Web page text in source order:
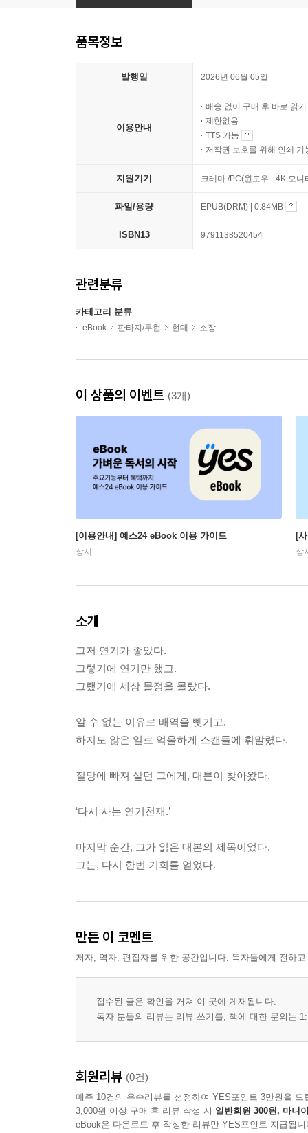
품목정보
발행일 2026년 06월 05일
이용안내
배송 없이 구매 후 바로 읽기
제한없음
TTS 가능
저작권 보호를 위해 인쇄 기
지원기기 크레마 /PC(윈도우 - 4K 모
파일/용량 EPUB(DRM) | 0.84MB
ISBN13 9791138520454
관련분류
카테고리 분류
eBook 판타지/무협 현대 소장
이 상품의 이벤트 (3개)
[이용안내] 예스24 eBook 이용 가이드
상시
[
상
소개
그저 연기가 좋았다.
그렇기에 연기만 했고.
그랬기에 세상 물정을 몰랐다.
알 수 없는 이유로 배역을 뺏기고.
하지도 않은 일로 억울하게 스캔들에 휘말렸다.
절망에 빠져 살던 그에게, 대본이 찾아왔다.
‘다시 사는 연기천재.’
마지막 순간, 그가 읽은 대본의 제목이었다.
그는, 다시 한번 기회를 얻었다.
만든 이 코멘트
저자, 역자, 편집자를 위한 공간입니다. 독자들에게 전하
접수된 글은 확인을 거쳐 이 곳에 게재됩니다.
독자 분들의 리뷰는 리뷰 쓰기를, 책에 대한 문의는
회원리뷰 (0건)
매주 10건의 우수리뷰를 선정하여 YES포인트 3만원을 드
3,000원 이상 구매 후 리뷰 작성 시 일반회원 300원, 마니
eBook은 다운로드 후 작성한 리뷰만 YES포인트 지급됩니